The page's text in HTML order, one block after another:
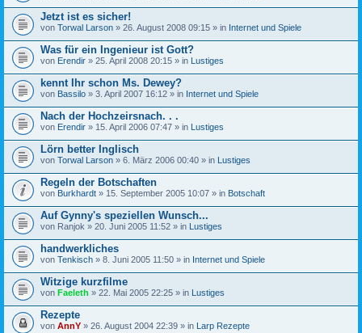
Jetzt ist es sicher!
von Torwal Larson » 26. August 2008 09:15 » in Internet und Spiele
Was für ein Ingenieur ist Gott?
von Erendir » 25. April 2008 20:15 » in Lustiges
kennt Ihr schon Ms. Dewey?
von Bassilo » 3. April 2007 16:12 » in Internet und Spiele
Nach der Hochzeirsnach. . .
von Erendir » 15. April 2006 07:47 » in Lustiges
Lörn better Inglisch
von Torwal Larson » 6. März 2006 00:40 » in Lustiges
Regeln der Botschaften
von Burkhardt » 15. September 2005 10:07 » in Botschaft
Auf Gynny's speziellen Wunsch...
von Ranjok » 20. Juni 2005 11:52 » in Lustiges
handwerkliches
von Tenkisch » 8. Juni 2005 11:50 » in Internet und Spiele
Witzige kurzfilme
von Faeleth » 22. Mai 2005 22:25 » in Lustiges
Rezepte
von AnnY » 26. August 2004 22:39 » in Larp Rezepte